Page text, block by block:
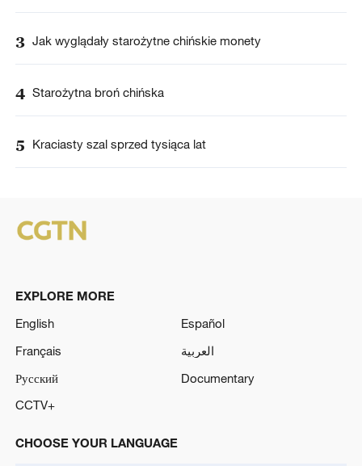
3 Jak wyglądały starożytne chińskie monety
4 Starożytna broń chińska
5 Kraciasty szal sprzed tysiąca lat
EXPLORE MORE
English
Español
Français
العربية
Русский
Documentary
CCTV+
CHOOSE YOUR LANGUAGE